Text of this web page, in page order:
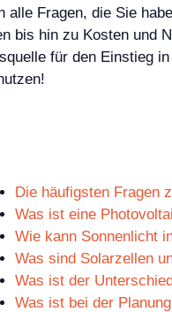
alle Fragen, die Sie
bis hin zu Kosten und
für den Einstieg
Die häufigsten Fragen
Was ist eine
Wie kann Sonnenlicht
Was sind Solarzellen
Was ist der
Was ist bei der